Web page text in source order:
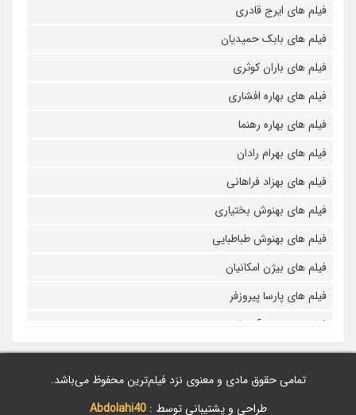
فیلم های ایرج قادری
فیلم های بابک حمیدیان
فیلم های باران کوثری
فیلم های بهاره افشاری
فیلم های بهاره رهنما
فیلم های بهرام رادان
فیلم های بهزاد فراهانی
فیلم های بهنوش بختیاری
فیلم های بهنوش طباطبایی
فیلم های بیژن امکانیان
فیلم های پارسا پیروزفر
فیلم های پانته آ بهرام
فیلم های پولاد کیمیایی
فیلم های پویا امینی
فیلم های پژمان بازغی
تمامی حقوق مادی و معنوی نزد فیلم‌ترین محفوظ می‌باشد.
طراحی و پشتیبانی توسط :Abdolahi40